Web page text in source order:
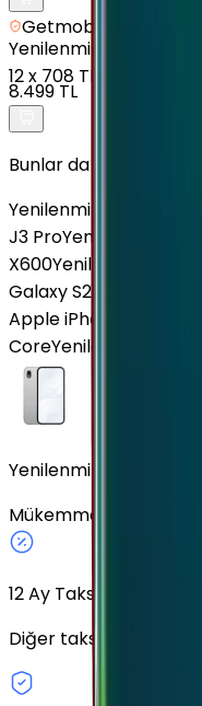
Getmobil Güvencesi
Yenilenmiş
Samsung
12x 708 TL
8.499 TL
Bunlar da İlginizi
Yenilenmiş Poco X4 GT
J3 ProYenilenmiş
X600Yenilenmiş Huawei
Galaxy S25 FE
Apple iPhone XR
CoreYenilenmiş Apple
Yenilenmiş Samsung
Mükemmel
12Ay Taksit Seçeneği
Diğer taksit